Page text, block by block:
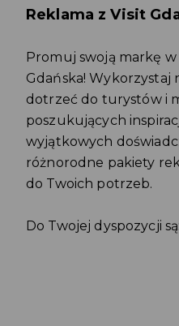
Reklama z Visit
Promuj swoją markę
Gdańska! Wykorzystaj
dotrzeć do turystów i
poszukujących
wyjątkowych
różnorodne pakiety
do Twoich potrzeb.
Do Twojej dyspozycji są: